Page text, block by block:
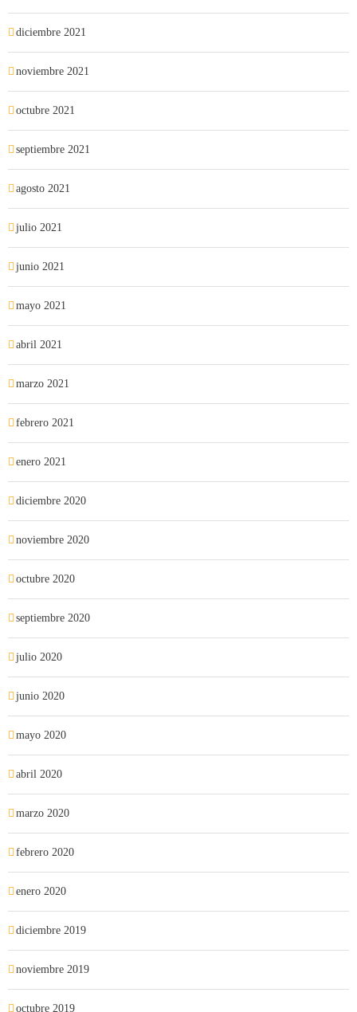
diciembre 2021
noviembre 2021
octubre 2021
septiembre 2021
agosto 2021
julio 2021
junio 2021
mayo 2021
abril 2021
marzo 2021
febrero 2021
enero 2021
diciembre 2020
noviembre 2020
octubre 2020
septiembre 2020
julio 2020
junio 2020
mayo 2020
abril 2020
marzo 2020
febrero 2020
enero 2020
diciembre 2019
noviembre 2019
octubre 2019